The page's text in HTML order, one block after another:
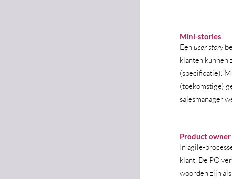
Mini-stories
Een user story
klanten kunnen
(specificatie).’
(toekomstige)
salesmanager
Product
In agile-
klant. De PO
woorden zijn